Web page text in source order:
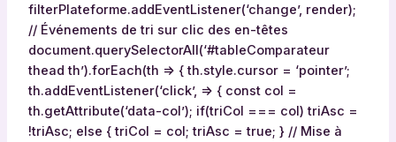
filterPlateforme.addEventListener(‘change’, render);
// Événements de tri sur clic des en-têtes
document.querySelectorAll(‘#tableComparateur
thead th’).forEach(th => { th.style.cursor = ‘pointer’;
th.addEventListener(‘click’, => { const col =
th.getAttribute(‘data-col’); if(triCol === col) triAsc =
!triAsc; else { triCol = col; triAsc = true; } // Mise à